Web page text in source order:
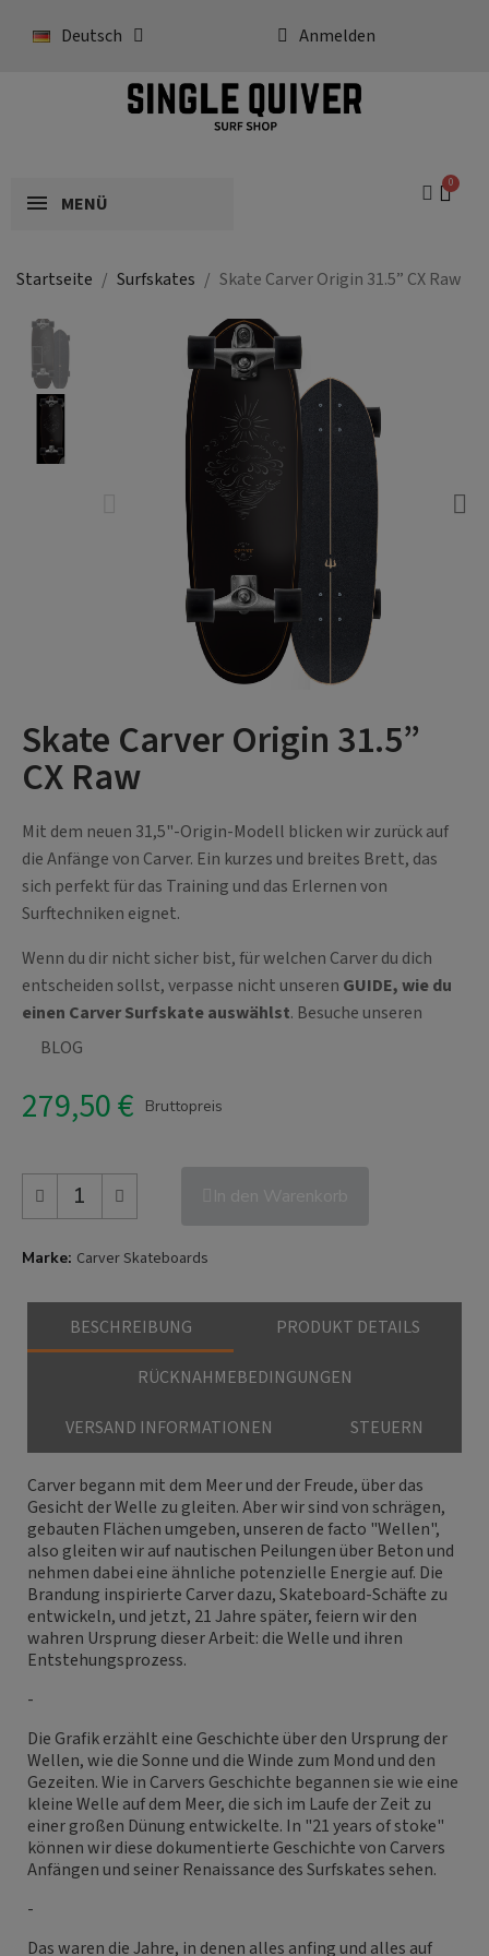
Deutsch Anmelden
MENÜ
Startseite Surfskates Skate Carver Origin 31.5” CX Raw
Skate Carver Origin 31.5”
CX Raw
Mit dem neuen 31,5"-Origin-Modell blicken wir zurück auf
die Anfänge von Carver. Ein kurzes und breites Brett, das
sich perfekt für das Training und das Erlernen von
Surftechniken eignet.
Wenn du dir nicht sicher bist, für welchen Carver du dich
entscheiden sollst, verpasse nicht unseren GUIDE, wie du
einen Carver Surfskate auswählst. Besuche unseren
BLOG
279,50 € Bruttopreis
Marke Carver Skateboards
BESCHREIBUNG PRODUKT DETAILS
RÜCKNAHMEBEDINGUNGEN
VERSAND INFORMATIONEN STEUERN
Carver begann mit dem Meer und der Freude, über das
Gesicht der Welle zu gleiten. Aber wir sind von schrägen,
gebauten Flächen umgeben, unseren de facto "Wellen",
also gleiten wir auf nautischen Peilungen über Beton und
nehmen dabei eine ähnliche potenzielle Energie auf. Die
Brandung inspirierte Carver dazu, Skateboard-Schäfte zu
entwickeln, und jetzt, 21 Jahre später, feiern wir den
wahren Ursprung dieser Arbeit: die Welle und ihren
Entstehungsprozess.
-
Die Grafik erzählt eine Geschichte über den Ursprung der
Wellen, wie die Sonne und die Winde zum Mond und den
Gezeiten. Wie in Carvers Geschichte begannen sie wie eine
kleine Welle auf dem Meer, die sich im Laufe der Zeit zu
einer großen Dünung entwickelte. In "21 years of stoke"
können wir diese dokumentierte Geschichte von Carvers
Anfängen und seiner Renaissance des Surfskates sehen.
-
Das waren die Jahre, in denen alles anfing und alles auf